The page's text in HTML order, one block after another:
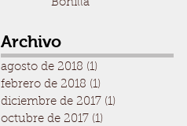
Bonilla
Archivo
agosto de 2018 (1)
febrero de 2018 (1)
diciembre de 2017 (1)
octubre de 2017 (1)